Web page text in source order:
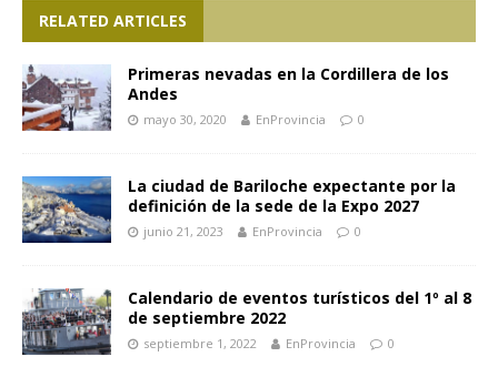
RELATED ARTICLES
Primeras nevadas en la Cordillera de los
Andes
mayo 30, 2020 EnProvincia 0
La ciudad de Bariloche expectante por la
definición de la sede de la Expo 2027
junio 21, 2023 EnProvincia 0
Calendario de eventos turísticos del 1º al 8
de septiembre 2022
septiembre 1, 2022 EnProvincia 0